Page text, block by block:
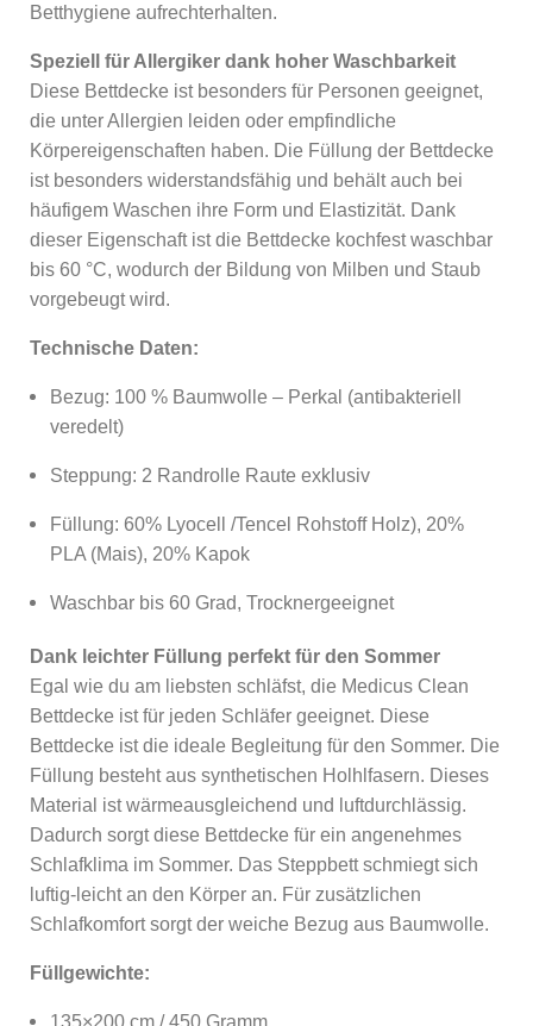
Betthygiene aufrechterhalten.
Speziell für Allergiker dank hoher Waschbarkeit
Diese Bettdecke ist besonders für Personen geeignet,
die unter Allergien leiden oder empfindliche
Körpereigenschaften haben. Die Füllung der Bettdecke
ist besonders widerstandsfähig und behält auch bei
häufigem Waschen ihre Form und Elastizität. Dank
dieser Eigenschaft ist die Bettdecke kochfest waschbar
bis 60 °C, wodurch der Bildung von Milben und Staub
vorgebeugt wird.
Technische Daten:
Bezug: 100 % Baumwolle – Perkal (antibakteriell
veredelt)
Steppung: 2 Randrolle Raute exklusiv
Füllung: 60% Lyocell /Tencel Rohstoff Holz), 20%
PLA (Mais), 20% Kapok
Waschbar bis 60 Grad, Trocknergeeignet
Dank leichter Füllung perfekt für den Sommer
Egal wie du am liebsten schläfst, die Medicus Clean
Bettdecke ist für jeden Schläfer geeignet. Diese
Bettdecke ist die ideale Begleitung für den Sommer. Die
Füllung besteht aus synthetischen Holhlfasern. Dieses
Material ist wärmeausgleichend und luftdurchlässig.
Dadurch sorgt diese Bettdecke für ein angenehmes
Schlafklima im Sommer. Das Steppbett schmiegt sich
luftig-leicht an den Körper an. Für zusätzlichen
Schlafkomfort sorgt der weiche Bezug aus Baumwolle.
Füllgewichte:
1 35×200 cm / 450 Gramm